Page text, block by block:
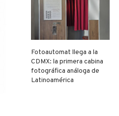
Fotoautomat llega a la
CDMX: la primera cabina
fotográfica análoga de
Latinoamérica